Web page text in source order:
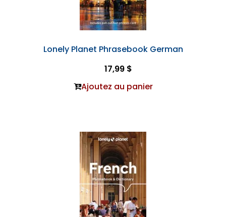
Lonely Planet Phrasebook German
17,99 $
Ajoutez au panier